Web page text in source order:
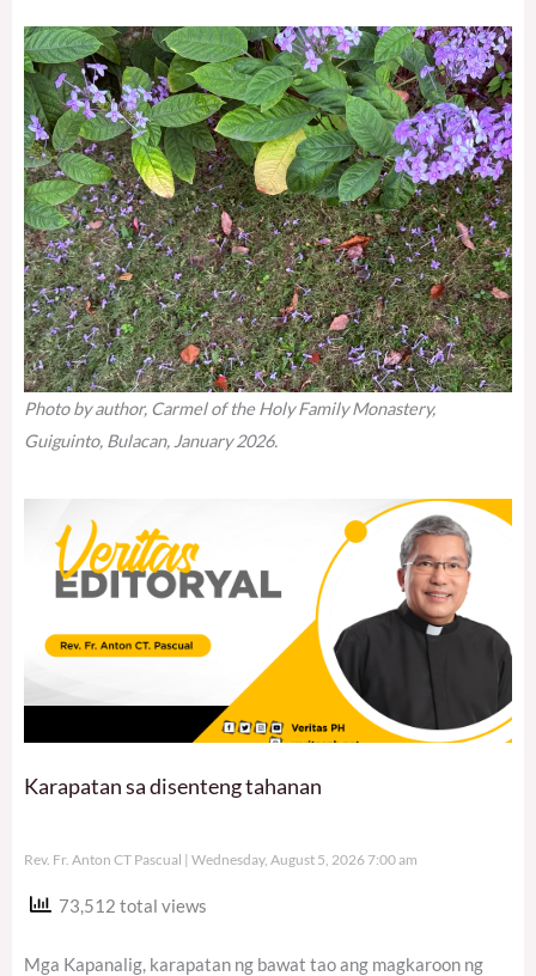
Photo by author, Carmel of the Holy Family Monastery,
Guiguinto, Bulacan, January 2026.
Karapatan sa disenteng tahanan
Rev. Fr. Anton CT Pascual Wednesday, August 5, 2026 7:00 am
73,512 total views
Mga Kapanalig, karapatan ng bawat tao ang magkaroon ng